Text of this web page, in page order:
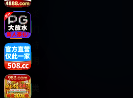
视频分类
关于我们
服务支持
版权声明
热门分类